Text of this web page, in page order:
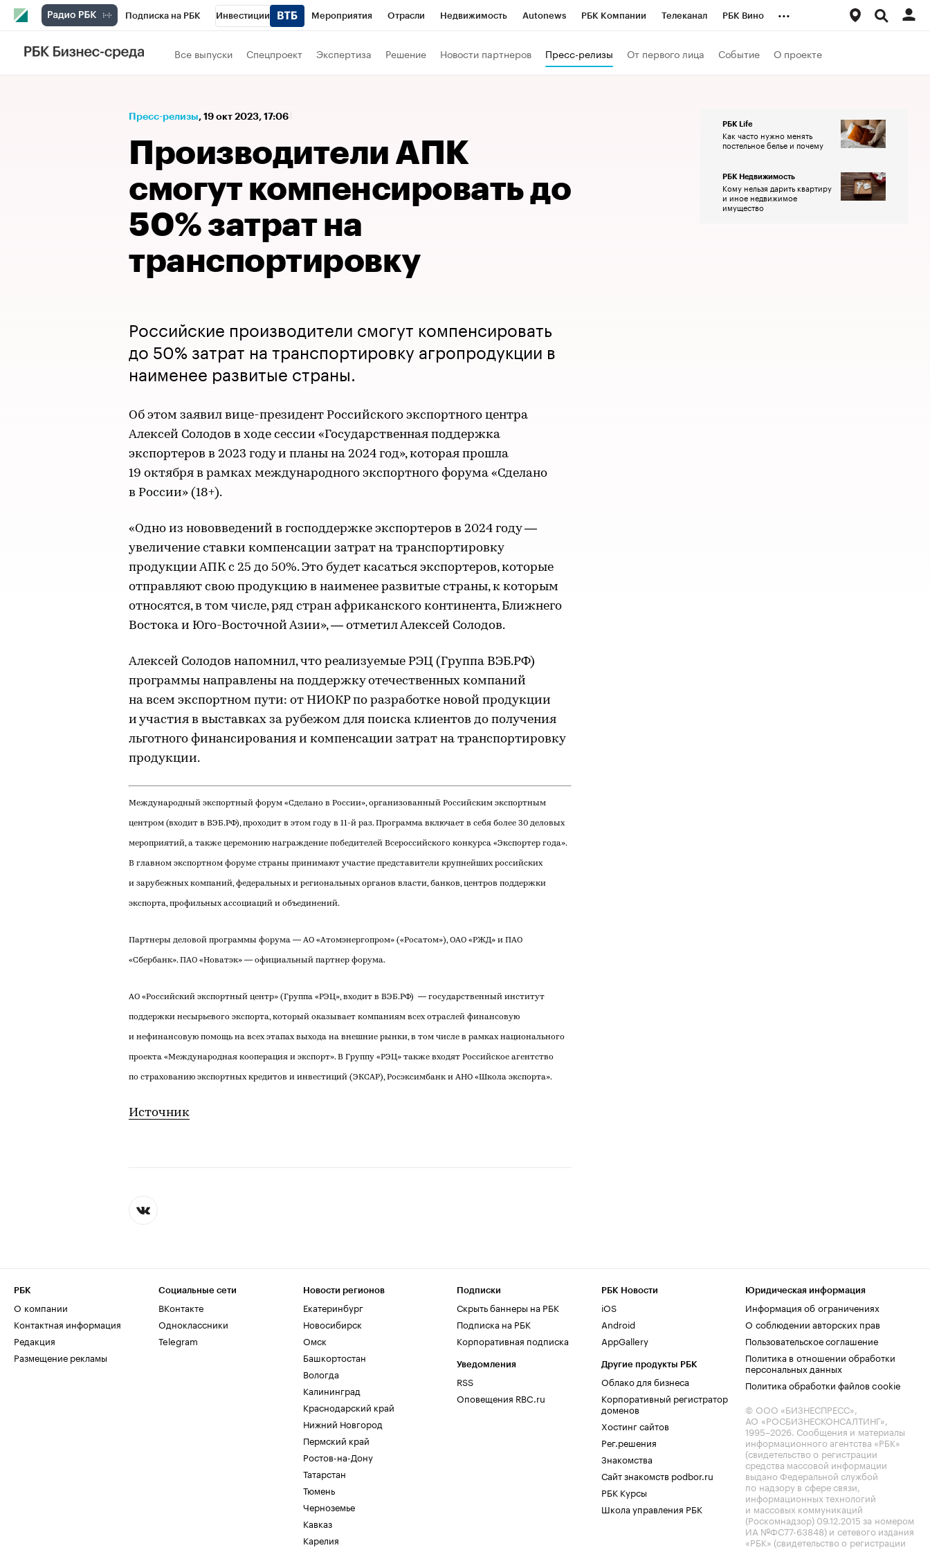
Подписка на РБК Инвестиции Мероприятия Отрасли Недвижимость Autonews РБК Компании Телеканал РБК Вино
Спорт
Технологии и медиа
...
Все выпуски Спецпроект Экспертиза Решение Новости партнеров Пресс-релизы От первого лица Событие О проекте
Пресс-релизы⁠, 19 окт 2023, 17:06
Производители АПК
смогут компенсировать до
50% затрат на
транспортировку
Российские производители смогут компенсировать
до 50% затрат на транспортировку агропродукции в
наименее развитые страны.
Об этом заявил вице-президент Российского экспортного центра
Алексей Солодов в ходе сессии «Государственная поддержка
экспортеров в 2023 году и планы на 2024 год», которая прошла
19 октября в рамках международного экспортного форума «Сделано
в России» (18+).
«Одно из нововведений в господдержке экспортеров в 2024 году —
увеличение ставки компенсации затрат на транспортировку
продукции АПК с 25 до 50%. Это будет касаться экспортеров, которые
отправляют свою продукцию в наименее развитые страны, к которым
относятся, в том числе, ряд стран африканского континента, Ближнего
Востока и Юго-Восточной Азии», — отметил Алексей Солодов.
Алексей Солодов напомнил, что реализуемые РЭЦ (Группа ВЭБ.РФ)
программы направлены на поддержку отечественных компаний
на всем экспортном пути: от НИОКР по разработке новой продукции
и участия в выставках за рубежом для поиска клиентов до получения
льготного финансирования и компенсации затрат на транспортировку
продукции.
Международный экспортный форум «Сделано в России», организованный Российским экспортным
центром (входит в ВЭБ.РФ), проходит в этом году в 11-й раз. Программа включает в себя более 30 деловых
мероприятий, а также церемонию награждение победителей Всероссийского конкурса «Экспортер года».
В главном экспортном форуме страны принимают участие представители крупнейших российских
и зарубежных компаний, федеральных и региональных органов власти, банков, центров поддержки
экспорта, профильных ассоциаций и объединений.
Партнеры деловой программы форума — АО «Атомэнергопром» («Росатом»), ОАО «РЖД» и ПАО
«Сбербанк». ПАО «Новатэк» — официальный партнер форума.
АО «Российский экспортный центр» (Группа «РЭЦ», входит в ВЭБ.РФ) — государственный институт
поддержки несырьевого экспорта, который оказывает компаниям всех отраслей финансовую
и нефинансовую помощь на всех этапах выхода на внешние рынки, в том числе в рамках национального
проекта «Международная кооперация и экспорт». В Группу «РЭЦ» также входят Российское агентство
по страхованию экспортных кредитов и инвестиций (ЭКСАР), Росэксимбанк и АНО «Школа экспорта».
Источник
РБК Life
Как часто нужно менять
постельное белье и почему
РБК Недвижимость
Кому нельзя дарить квартиру
и иное недвижимое
имущество
РБК
О компании
Контактная информация
Редакция
Размещение рекламы
Социальные сети
ВКонтакте
Одноклассники
Telegram
Новости регионов
Екатеринбург
Новосибирск
Омск
Башкортостан
Вологда
Калининград
Краснодарский край
Нижний Новгород
Пермский край
Ростов-на-Дону
Татарстан
Тюмень
Черноземье
Кавказ
Карелия
Подписки
Скрыть баннеры на РБК
Подписка на РБК
Корпоративная подписка
Уведомления
RSS
Оповещения RBC.ru
РБК Новости
iOS
Android
AppGallery
Другие продукты РБК
Облако для бизнеса
Корпоративный регистратор
доменов
Хостинг сайтов
Рег.решения
Знакомства
Сайт знакомств podbor.ru
РБК Курсы
Школа управления РБК
Юридическая информация
Информация об ограничениях
О соблюдении авторских прав
Пользовательское соглашение
Политика в отношении обработки
персональных данных
Политика обработки файлов cookie
© ООО «БИЗНЕСПРЕСС»,
АО «РОСБИЗНЕСКОНСАЛТИНГ»,
1995–2026. Сообщения и материалы
информационного агентства «РБК»
(свидетельство о регистрации
средства массовой информации
выдано Федеральной службой
по надзору в сфере связи,
информационных технологий
и массовых коммуникаций
(Роскомнадзор) 09.12.2015 за номером
ИА №ФС77-63848) и сетевого издания
«РБК» (свидетельство о регистрации